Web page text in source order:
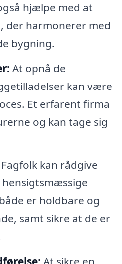
hjælpe med at
der harmonerer med
bygning.
At opnå de
kan være
Et erfarent firma
og kan tage sig
Fagfolk kan rådgive
er holdbare og
samt sikre at de er
At sikre en